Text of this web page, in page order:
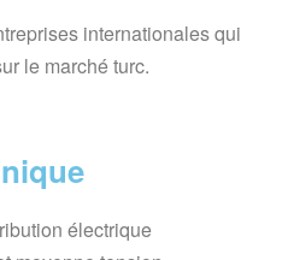
internationales qui
le marché turc.
électrique